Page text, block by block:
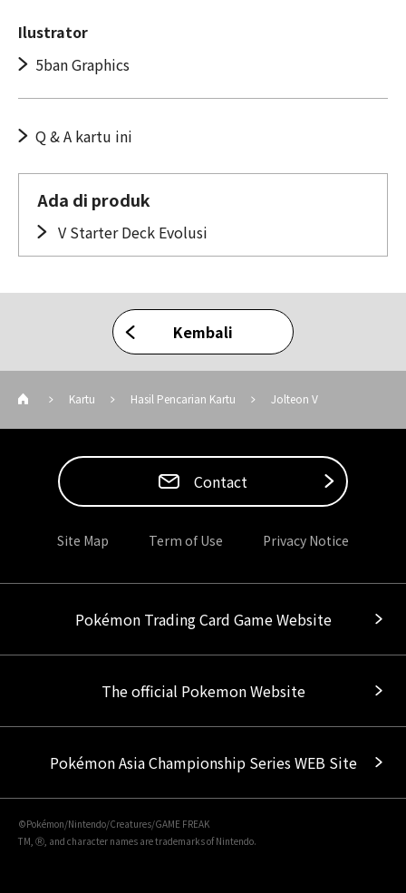
Ilustrator
5ban Graphics
Q & A kartu ini
Ada di produk
V Starter Deck Evolusi
Kembali
Kartu Hasil Pencarian Kartu Jolteon V
Contact
Site Map Term of Use Privacy Notice
Pokémon Trading Card Game Website
The official Pokemon Website
Pokémon Asia Championship Series WEB Site
©Pokémon/Nintendo/Creatures/GAME FREAK
TM, Ⓡ, and character names are trademarks of Nintendo.